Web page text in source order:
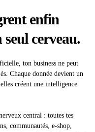
enfin
seul cerveau.
ton business ne peut
Chaque donnée devient un
créent une intelligence
central : toutes tes
communautés, e-shop,